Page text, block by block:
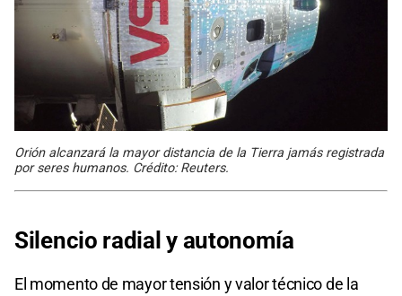
Orión alcanzará la mayor distancia de la Tierra jamás registrada
por seres humanos. Crédito: Reuters.
Silencio radial y autonomía
El momento de mayor tensión y valor técnico de la